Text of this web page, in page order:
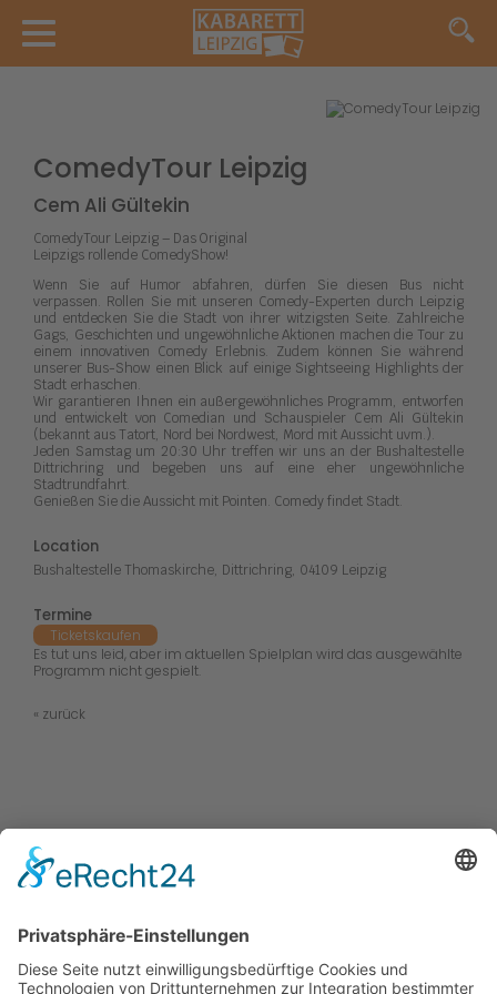
ComedyTour Leipzig
Cem Ali Gültekin
ComedyTour Leipzig – Das Original
Leipzigs rollende ComedyShow!
Wenn Sie auf Humor abfahren, dürfen Sie diesen Bus nicht
verpassen. Rollen Sie mit unseren Comedy-Experten durch Leipzig
und entdecken Sie die Stadt von ihrer witzigsten Seite. Zahlreiche
Gags, Geschichten und ungewöhnliche Aktionen machen die Tour zu
einem innovativen Comedy Erlebnis. Zudem können Sie während
unserer Bus-Show einen Blick auf einige Sightseeing Highlights der
Stadt erhaschen.
Wir garantieren Ihnen ein außergewöhnliches Programm, entworfen
und entwickelt von Comedian und Schauspieler Cem Ali Gültekin
(bekannt aus Tatort, Nord bei Nordwest, Mord mit Aussicht uvm.).
Jeden Samstag um 20:30 Uhr treffen wir uns an der Bushaltestelle
Dittrichring und begeben uns auf eine eher ungewöhnliche
Stadtrundfahrt.
Genießen Sie die Aussicht mit Pointen. Comedy findet Stadt.
Location
Bushaltestelle Thomaskirche, Dittrichring, 04109 Leipzig
Termine
Ticketskaufen
Es tut uns leid, aber im aktuellen Spielplan wird das ausgewählte
Programm nicht gespielt.
« zurück
Central Kabarett
Sanftwut
academixer